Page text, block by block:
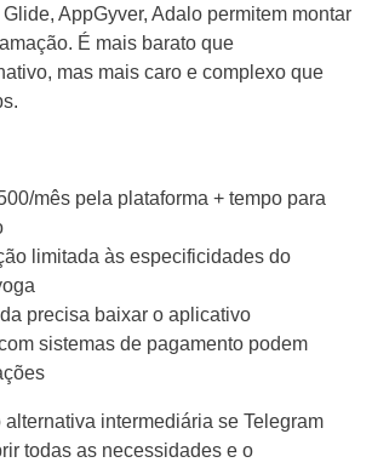
AppGyver, Adalo permitem montar
É mais barato que
mas mais caro e complexo que
mês pela plataforma + tempo para
limitada às especificidades do
precisa baixar o aplicativo
sistemas de pagamento podem
alternativa intermediária se Telegram
todas as necessidades e o